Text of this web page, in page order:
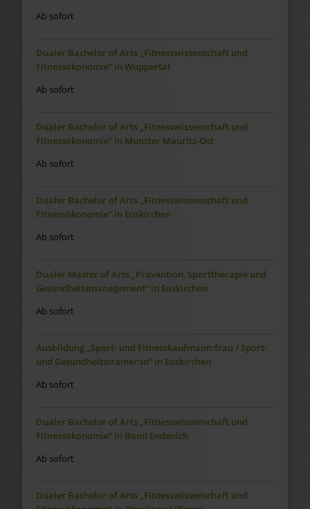
Ab sofort
Dualer Bachelor of Arts „Fitnesswissenschaft und
Fitnessökonomie“ in Wuppertal
Ab sofort
Dualer Bachelor of Arts „Fitnesswissenschaft und
Fitnessökonomie“ in Münster Mauritz-Ost
Ab sofort
Dualer Bachelor of Arts „Fitnesswissenschaft und
Fitnessökonomie“ in Euskirchen
Ab sofort
Dualer Master of Arts „Prävention, Sporttherapie und
Gesundheitsmanagement“ in Euskirchen
Ab sofort
Ausbildung „Sport- und Fitnesskaufmann:frau / Sport-
und Gesundheitstrainer:in“ in Euskirchen
Ab sofort
Dualer Bachelor of Arts „Fitnesswissenschaft und
Fitnessökonomie“ in Bonn Endenich
Ab sofort
Dualer Bachelor of Arts „Fitnesswissenschaft und